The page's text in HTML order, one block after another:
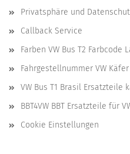
Privatsphäre und
Callback Service
Farben VW Bus T2 Farbcode
Fahrgestellnummer VW Käfer
VW Bus T1 Brasil Ersatzteile
BBT4VW BBT Ersatzteile für
Cookie Einstellungen